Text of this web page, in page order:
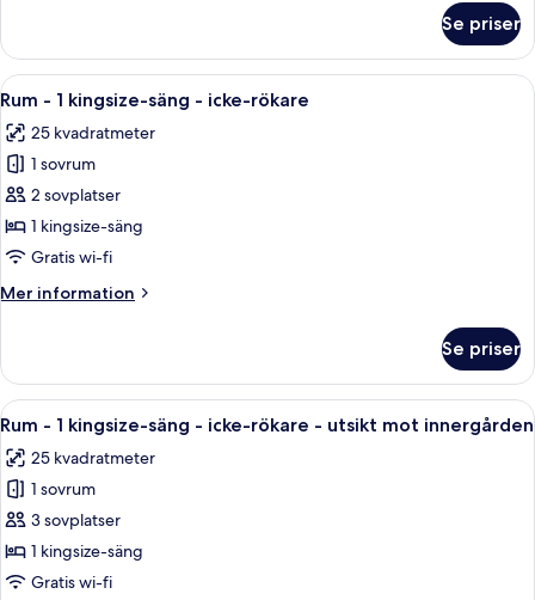
Executive
(Pommery
Christmas)
Se priser
Öppna
alla
foton
för
Rum
-
1
säng
rökare
Ett hotellrum med en stor säng, två
6
Rum - 1 kingsize-säng - icke-rökare
25 kvadratmeter
1 sovrum
2 sovplatser
1 kingsize-säng
Gratis wi-fi
Mer information
Mer
-
kingsize-
icke-
rökare
Se priser
Öppna
alla
foton
för
Rum
-
1
Ett hotellrum med en säng, en
8
Rum - 1 kingsize-säng - icke-rökare - utsikt mot innergården
25 kvadratmeter
1 sovrum
3 sovplatser
1 kingsize-säng
Gratis wi-fi